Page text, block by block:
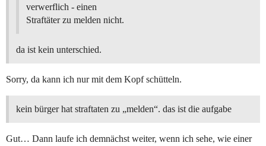
verwerflich - einen
Straftäter zu melden nicht.
da ist kein unterschied.
Sorry, da kann ich nur mit dem Kopf schütteln.
kein bürger hat straftaten zu „melden“. das ist die aufgabe
Gut… Dann laufe ich demnächst weiter, wenn ich sehe, wie einer